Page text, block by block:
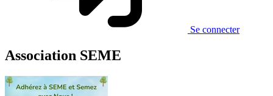
Se connecter
Association SEME